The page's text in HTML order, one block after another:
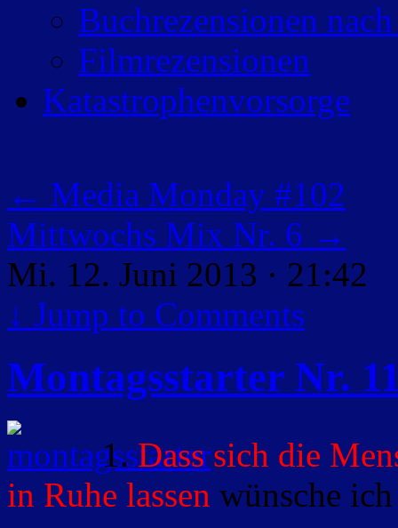
Buchrezensionen
Filmrezensionen
Katastrophenvorsorge
← Media Monday #102
Mittwochs Mix Nr. 6 →
Mi. 12. Juni 2013 · 21:42
↓ Jump to Comments
Montagsstarter Nr.
1.Dass sich die
in Ruhe lassen wünsche